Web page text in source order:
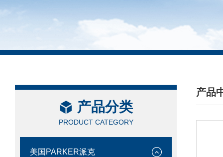
产品分类
PRODUCT CATEGORY
美国PARKER派克
产品
/